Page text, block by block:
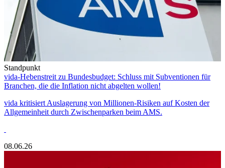
Standpunkt
vida-Hebenstreit zu Bundesbudget: Schluss mit Subventionen für
Branchen, die die Inflation nicht abgelten wollen!
vida kritisiert Auslagerung von Millionen-Risiken auf Kosten der
Allgemeinheit durch Zwischenparken beim AMS.
08.06.26